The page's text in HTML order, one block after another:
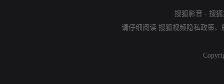
搜狐影音 - 搜
请仔细阅读 搜狐视频隐私政策、